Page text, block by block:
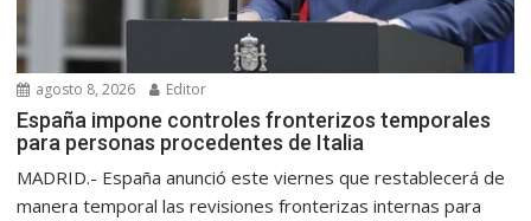
agosto 8, 2026 Editor
España impone controles fronterizos temporales
para personas procedentes de Italia
MADRID.- España anunció este viernes que restablecerá de
manera temporal las revisiones fronterizas internas para